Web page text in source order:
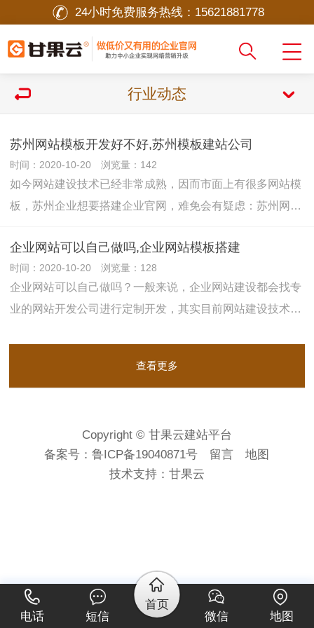
24小时免费服务热线： 15621881778
行业动态
苏州网站模板开发好不好,苏州模板建站公司
时间：2020-10-20 浏览量：142
如今网站建设技术已经非常成熟，因而市面上有很多网站模
板，苏州企业想要搭建企业官网，难免会有疑虑：苏州网…
企业网站可以自己做吗,企业网站模板搭建
时间：2020-10-20 浏览量：128
企业网站可以自己做吗？一般来说，企业网站建设都会找专
业的网站开发公司进行定制开发，其实目前网站建设技术…
查看更多
Copyright © 甘果云建站平台
备案号：鲁ICP备19040871号 留言地图
技术支持： 甘果云
电话 短信
首页
微信
地图